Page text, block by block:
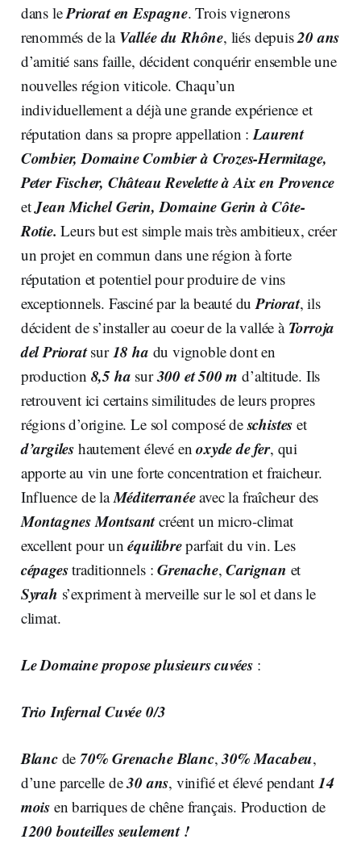
danslePriorat en Espagne. Trois vignerons
renommés dela Vallée du Rhône, liés depuis20 ans
d’amitié sans faille, décident conquérir ensemble une
nouvelles région viticole. Chaqu’un
individuellement a déjà une grande expérience et
réputation dans sa propre appellation :Laurent
Combier, Domaine Combier à Crozes-Hermitage,
Peter Fischer, Château Revelette à Aix en Provence
etJean Michel Gerin, Domaine Gerin à Côte-
Rotie. Leurs but est simple mais très ambitieux, créer
un projet en commun dans une région à forte
réputation et potentiel pour produire de vins
exceptionnels. Fasciné par la beauté duPriorat, ils
décident de s’installer au coeur de lavallée à Torroja
del Prioratsur18 ha du vignoble dont en
production 8,5 ha sur300 et 500 m d’altitude. Ils
retrouvent ici certains similitudes de leurs propres
régions d’origine. Le sol composé deschistes et
d’argiles hautement élevé enoxyde de fer, qui
apporte au vin une forte concentration et fraicheur.
Influence de laMéditerranéeavec la fraîcheur des
Montagnes Montsantcréent un micro-climat
excellent pour unéquilibreparfait du vin. Les
cépagestraditionnels :Grenache,Carignan et
Syrah s’expriment à merveille sur le sol et dans le
climat.
Le Domaine propose plusieurs cuvées :
Trio Infernal Cuvée 0/3
Blancde 70% Grenache Blanc,30% Macabeu,
d’une parcelle de30 ans, vinifié et élevé pendant 14
moisen barriques de chêne français. Production de
1200 bouteilles seulement !